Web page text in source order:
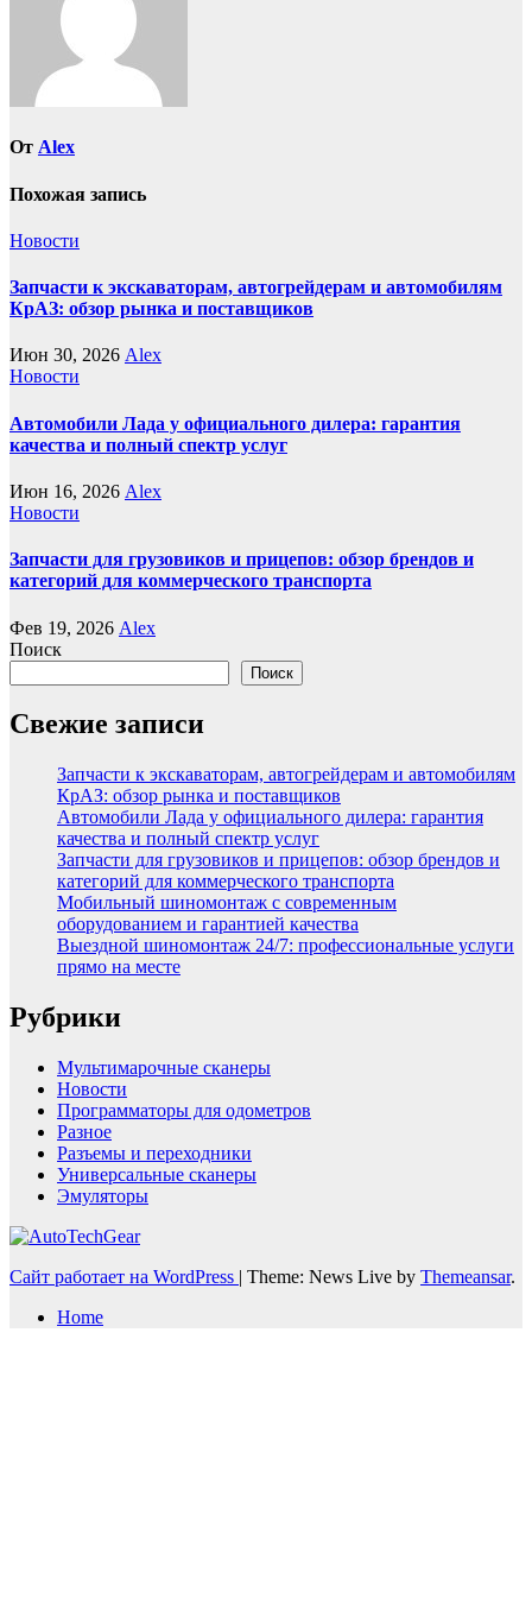
От Alex
Похожая запись
Новости
Запчасти к экскаваторам, автогрейдерам и автомобилям
КрАЗ: обзор рынка и поставщиков
Июн 30, 2026 Alex
Новости
Автомобили Лада у официального дилера: гарантия
качества и полный спектр услуг
Июн 16, 2026 Alex
Новости
Запчасти для грузовиков и прицепов: обзор брендов и
категорий для коммерческого транспорта
Фев 19, 2026 Alex
Поиск
Поиск
Свежие записи
Запчасти к экскаваторам, автогрейдерам и автомобилям
КрАЗ: обзор рынка и поставщиков
Автомобили Лада у официального дилера: гарантия
качества и полный спектр услуг
Запчасти для грузовиков и прицепов: обзор брендов и
категорий для коммерческого транспорта
Мобильный шиномонтаж с современным
оборудованием и гарантией качества
Выездной шиномонтаж 24/7: профессиональные услуги
прямо на месте
Рубрики
Мультимарочные сканеры
Новости
Программаторы для одометров
Разное
Разъемы и переходники
Универсальные сканеры
Эмуляторы
Сайт работает на WordPress | Theme: News Live by Themeansar.
Home